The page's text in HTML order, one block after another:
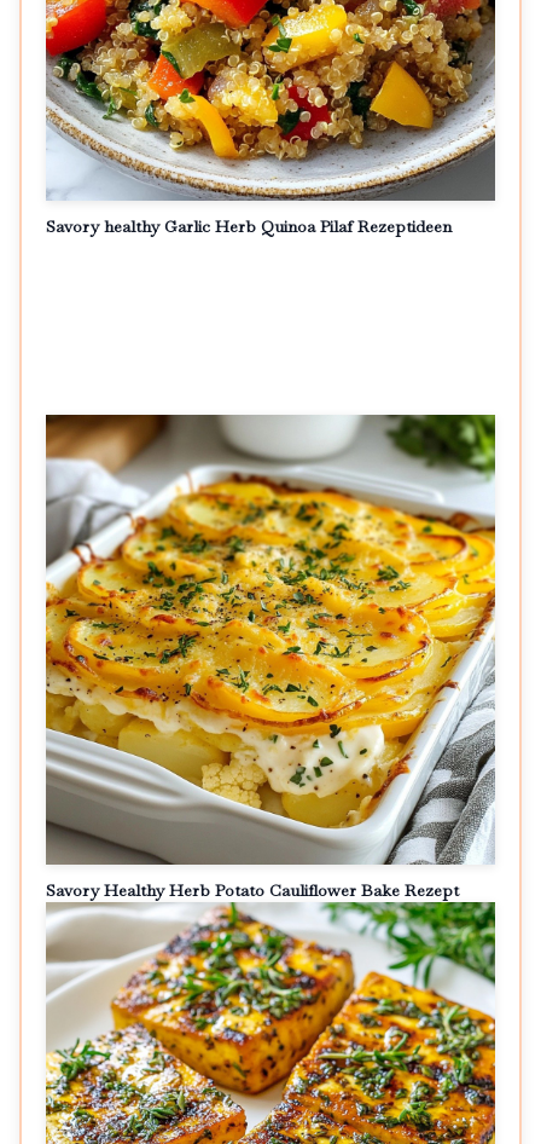
Savory healthy Garlic Herb Quinoa Pilaf Rezeptideen
Savory Healthy Herb Potato Cauliflower Bake Rezept